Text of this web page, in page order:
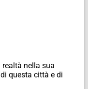
nella sua
questa città e di